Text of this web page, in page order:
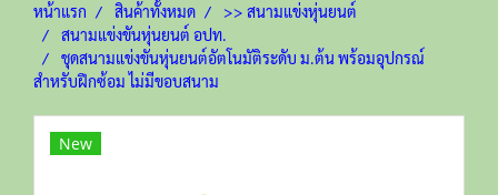
หน้าแรก สินค้าทั้งหมด
>> สนามแข่งหุ่นยนต์
สนามแข่งขันหุ่นยนต์ อปท.
ชุดสนามแข่งขันหุ่นยนต์อัตโนมัติระดับ ม.ต้น พร้อมอุปกรณ์
สำหรับฝึกซ้อม ไม่มีขอบสนาม
New